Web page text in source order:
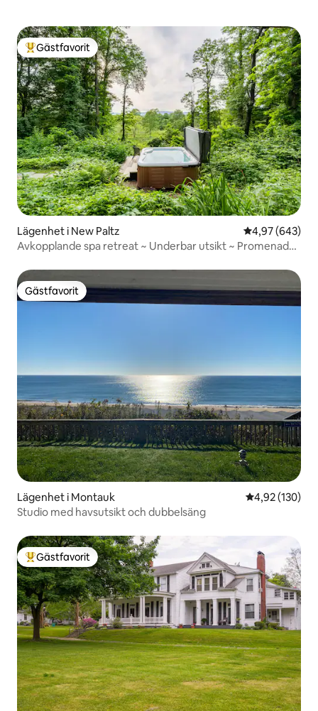
Populär gästfavorit
Gästfavorit
Lägenhet i New Paltz 4,97 av 5 i
4,97 (643)
Avkopplande spa retreat ~ Underbar utsikt ~ Promenad
Gästfavorit
Gästfavorit
Lägenhet i Montauk 4,92 av 5 i
4,92 (130)
Studio med havsutsikt och dubbelsäng
Populär gästfavorit
Gästfavorit